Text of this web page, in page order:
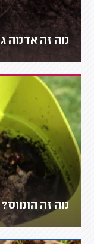
מה זה אדמה
מה זה הומוס?